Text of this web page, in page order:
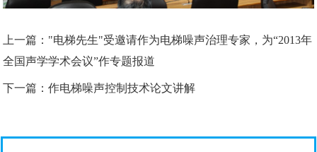
上一篇： "电梯先生"受邀请作为电梯噪声治理专家，为“2013年
全国声学学术会议”作专题报道
下一篇：作电梯噪声控制技术论文讲解